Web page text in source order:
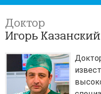
Доктор
Игорь Казанский